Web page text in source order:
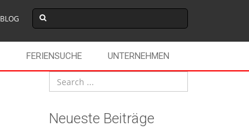
BLOG
UNTERNEHMEN
FERIENSUCHE
Neueste Beiträge